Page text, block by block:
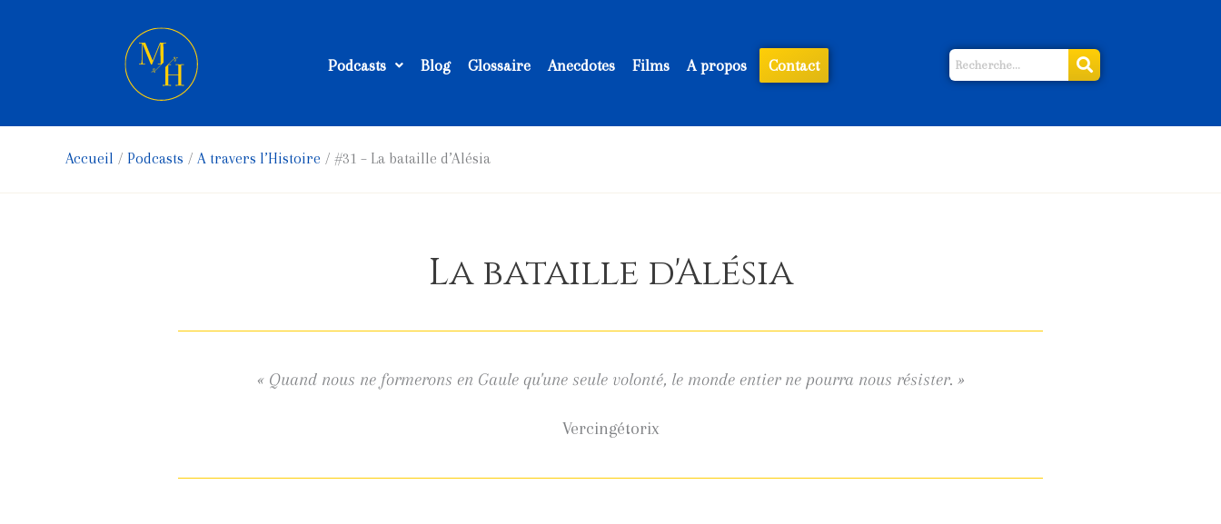
Podcasts Blog Glossaire Anecdotes Films A propos Contact
Accueil Podcasts A travers l’Histoire #31 – La bataille d’Alésia
La bataille d'Alésia
« Quand nous ne formerons en Gaule qu'une seule volonté, le monde entier ne pourra nous résister. »
Vercingétorix